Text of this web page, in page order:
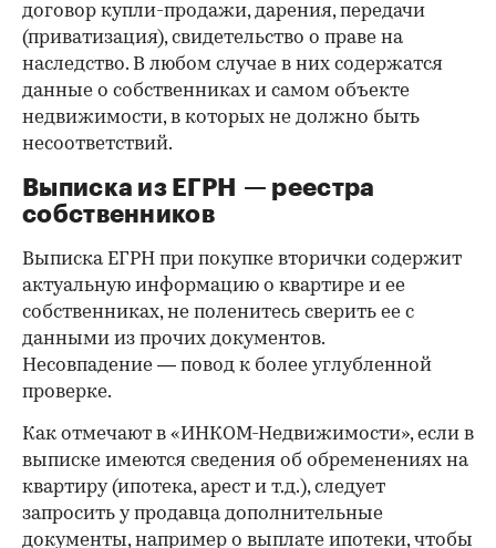
договор купли-продажи, дарения, передачи
(приватизация), свидетельство о праве на
наследство. В любом случае в них содержатся
данные о собственниках и самом объекте
недвижимости, в которых не должно быть
несоответствий.
Выписка из ЕГРН — реестра
собственников
Выписка ЕГРН при покупке вторички содержит
актуальную информацию о квартире и ее
собственниках, не поленитесь сверить ее с
данными из прочих документов.
Несовпадение — повод к более углубленной
проверке.
Как отмечают в «ИНКОМ-Недвижимости», если в
выписке имеются сведения об обременениях на
квартиру (ипотека, арест и т.д.), следует
запросить у продавца дополнительные
документы, например о выплате ипотеки, чтобы